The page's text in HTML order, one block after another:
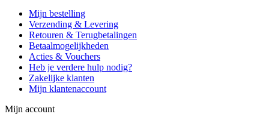
Mijn bestelling
Verzending & Levering
Retouren & Terugbetalingen
Betaalmogelijkheden
Acties & Vouchers
Heb je verdere hulp nodig?
Zakelijke klanten
Mijn klantenaccount
Mijn account